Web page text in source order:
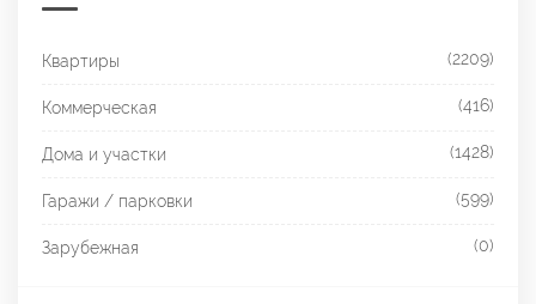
Квартиры (2209)
Коммерческая (416)
Дома и участки (1428)
Гаражи / парковки (599)
Зарубежная (0)